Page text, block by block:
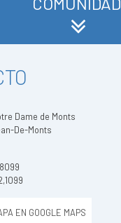
Dame de Monts
De-Monts
EN GOOGLE MAPS